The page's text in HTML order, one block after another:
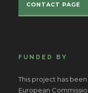
CONTACT PAGE
FUNDED BY
This project has
European